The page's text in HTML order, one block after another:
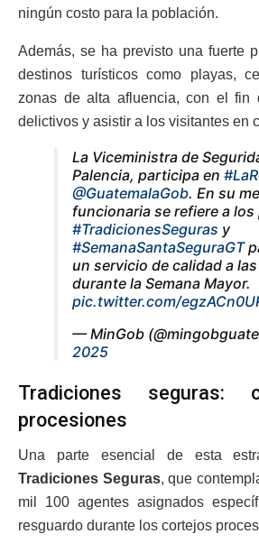
ningún costo para la población.
Además, se ha previsto una fuerte
destinos turísticos como playas,
zonas de alta afluencia, con el fin
delictivos y asistir a los visitantes en
La Viceministra de
Palencia, participa en
@GuatemalaGob. En su
funcionaria se refiere a los
#TradicionesSeguras y
#SemanaSantaSeguraGT
un servicio de calidad a
durante la Semana Mayor.
pic.twitter.com/
— MinGob
2025
Tradiciones seguras:
procesiones
Una parte esencial de esta
Tradiciones Seguras, que
mil 100 agentes asignados
resguardo durante los cortejos